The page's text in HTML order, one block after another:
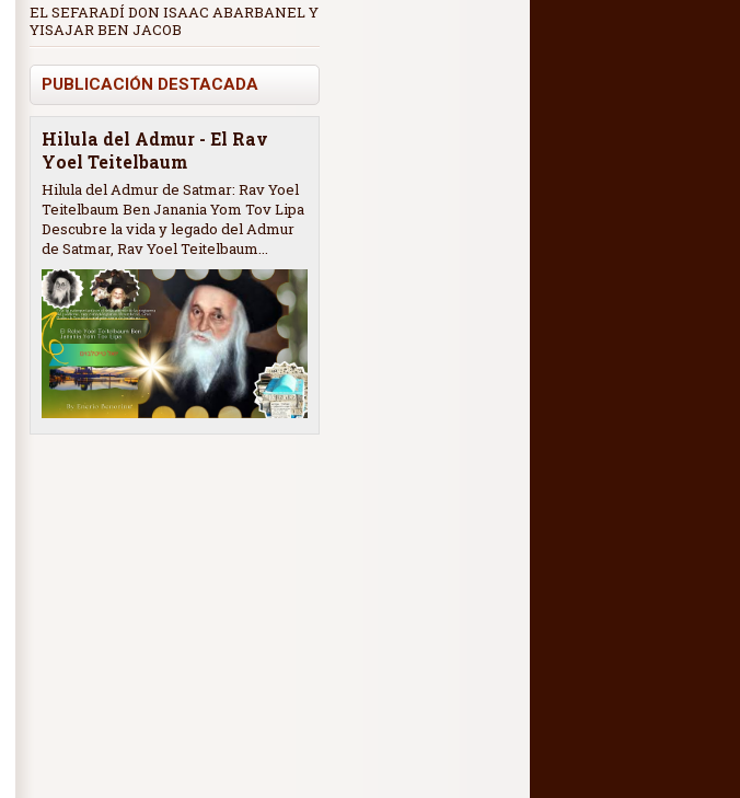
EL SEFARADÍ DON ISAAC ABARBANEL Y
YISAJAR BEN JACOB
PUBLICACIÓN DESTACADA
Hilula del Admur - El Rav
Yoel Teitelbaum
Hilula del Admur de Satmar: Rav Yoel
Teitelbaum Ben Janania Yom Tov Lipa
Descubre la vida y legado del Admur
de Satmar, Rav Yoel Teitelbaum...